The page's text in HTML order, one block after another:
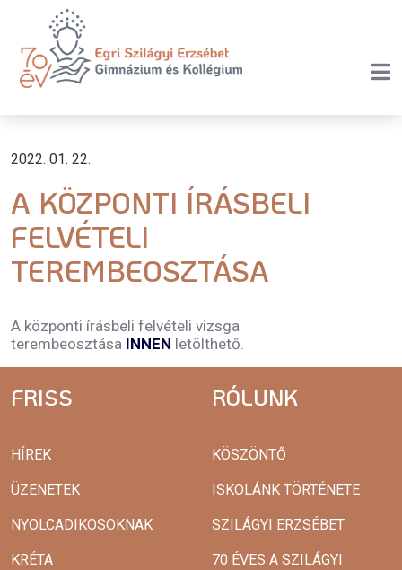
2022. 01. 22.
A KÖZPONTI ÍRÁSBELI
FELVÉTELI
TEREMBEOSZTÁSA
A központi írásbeli felvételi vizsga
terembeosztása INNEN letölthető.
FRISS
HÍREK
ÜZENETEK
NYOLCADIKOSOKNAK
KRÉTA
RÓLUNK
KÖSZÖNTŐ
ISKOLÁNK TÖRTÉNETE
SZILÁGYI ERZSÉBET
70 ÉVES A SZILÁGYI